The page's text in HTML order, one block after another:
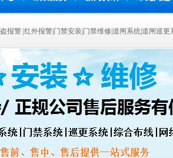
报警 | 红外报警|门禁安装|门禁维修|道闸系统|道闸巡更